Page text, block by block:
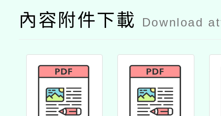
內容附件下載 Download